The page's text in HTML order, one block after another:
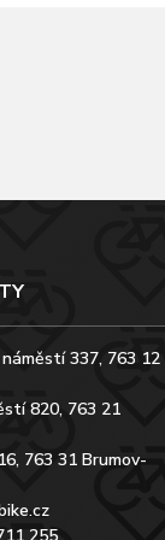
337, 763 12
820, 763 21
763 31 Brumov-